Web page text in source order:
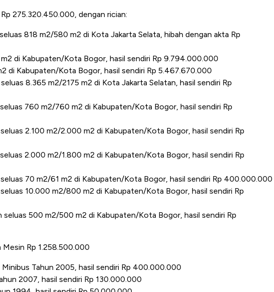
275.320.450.000, dengan rician:
818 m2/580 m2 di Kota Jakarta Selata, hibah dengan akta Rp
di Kabupaten/Kota Bogor, hasil sendiri Rp 9.794.000.000
di Kabupaten/Kota Bogor, hasil sendiri Rp 5.467.670.000
8.365 m2/2175 m2 di Kota Jakarta Selatan, hasil sendiri Rp
760 m2/760 m2 di Kabupaten/Kota Bogor, hasil sendiri Rp
2.100 m2/2.000 m2 di Kabupaten/Kota Bogor, hasil sendiri Rp
2.000 m2/1.800 m2 di Kabupaten/Kota Bogor, hasil sendiri Rp
70 m2/61 m2 di Kabupaten/Kota Bogor, hasil sendiri Rp 400.000.000
10.000 m2/800 m2 di Kabupaten/Kota Bogor, hasil sendiri Rp
seluas 500 m2/500 m2 di Kabupaten/Kota Bogor, hasil sendiri Rp
Rp 1.258.500.000
Tahun 2005, hasil sendiri Rp 400.000.000
2007, hasil sendiri Rp 130.000.000
Alas Kaki Tumbuh Double Digit